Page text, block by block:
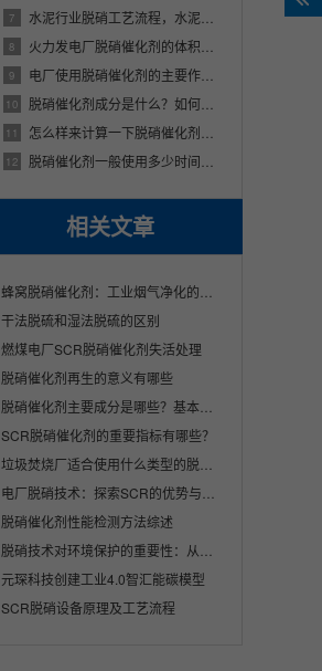
7 水泥行业脱硝工艺流程，水泥厂的烟气是怎样脱硝的
8 火力发电厂脱硝催化剂的体积该应该怎么样来进行确定
9 电厂使用脱硝催化剂的主要作用是什么
10 脱硝催化剂成分是什么？如何进行选型？
11 怎么样来计算一下脱硝催化剂的体积用量？
12 脱硝催化剂一般使用多少时间，脱硝催化剂能够使用多久？
相关文章
干法脱硫和湿法脱硫的区别
燃煤电厂SCR脱硝催化剂失活处理
脱硝催化剂再生的意义有哪些
SCR脱硝催化剂的重要指标有哪些？
脱硝催化剂性能检测方法综述
元琛科技创建工业4.0智汇能碳模型
SCR脱硝设备原理及工艺流程